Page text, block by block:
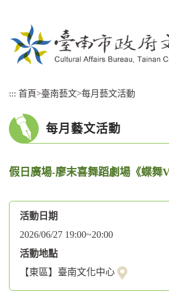
::: 首頁>臺南藝文>每月藝文活動
每月藝文活動
假日廣場-廖末喜舞蹈劇場《蝶舞
活動日期
2026/06/27 19:00~20:00
活動地點
【東區】臺南文化中心